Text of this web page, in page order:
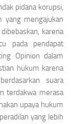
pidana korupsi,
yang mengajukan
karena
pada pendapat
Opiniondalam
hukum karena
suara
terdakwa merasa
upaya hukum
yang lebih